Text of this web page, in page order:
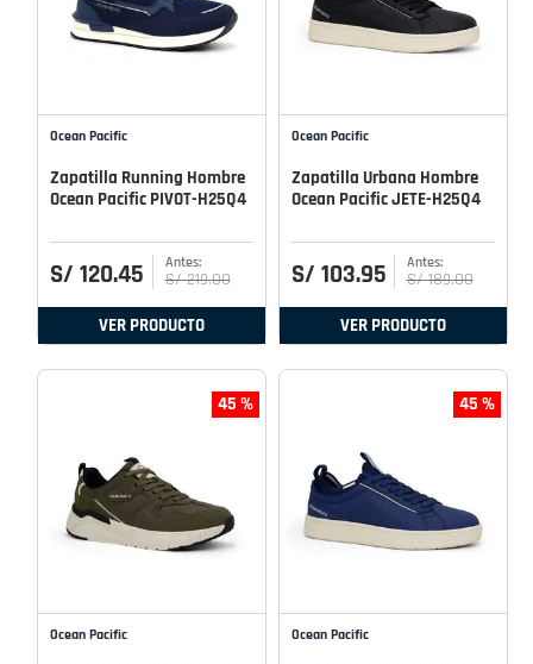
Ocean Pacific
Zapatilla Running Hombre
Ocean Pacific PIVOT-H25Q4
S/ 120.45 S/ 219.00
VER PRODUCTO
Ocean Pacific
Zapatilla Urbana Hombre
Ocean Pacific JETE-H25Q4
S/ 103.95 S/ 189.00
VER PRODUCTO
45 %
Ocean Pacific
45 %
Ocean Pacific